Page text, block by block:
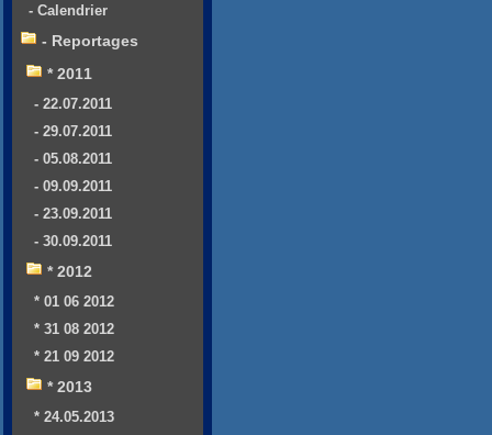
- Calendrier
- Reportages
* 2011
- 22.07.2011
- 29.07.2011
- 05.08.2011
- 09.09.2011
- 23.09.2011
- 30.09.2011
* 2012
* 01 06 2012
* 31 08 2012
* 21 09 2012
* 2013
* 24.05.2013